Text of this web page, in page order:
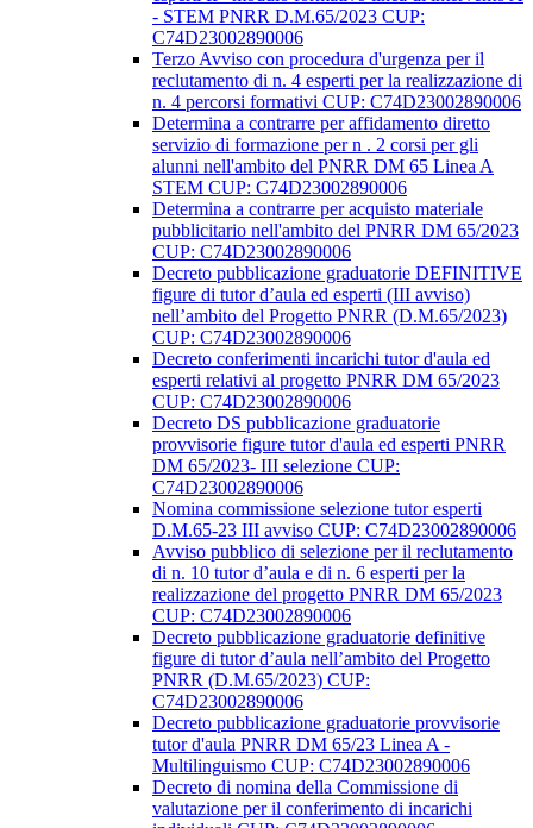
- STEM PNRR D.M.65/2023 CUP:
C74D23002890006
Terzo Avviso con procedura d'urgenza per il
reclutamento di n. 4 esperti per la realizzazione di
n. 4 percorsi formativi CUP: C74D23002890006
Determina a contrarre per affidamento diretto
servizio di formazione per n . 2 corsi per gli
alunni nell'ambito del PNRR DM 65 Linea A
STEM CUP: C74D23002890006
Determina a contrarre per acquisto materiale
pubblicitario nell'ambito del PNRR DM 65/2023
CUP: C74D23002890006
Decreto pubblicazione graduatorie DEFINITIVE
figure di tutor d’aula ed esperti (III avviso)
nell’ambito del Progetto PNRR (D.M.65/2023)
CUP: C74D23002890006
Decreto conferimenti incarichi tutor d'aula ed
esperti relativi al progetto PNRR DM 65/2023
CUP: C74D23002890006
Decreto DS pubblicazione graduatorie
provvisorie figure tutor d'aula ed esperti PNRR
DM 65/2023- III selezione CUP:
C74D23002890006
Nomina commissione selezione tutor esperti
D.M.65-23 III avviso CUP: C74D23002890006
Avviso pubblico di selezione per il reclutamento
di n. 10 tutor d’aula e di n. 6 esperti per la
realizzazione del progetto PNRR DM 65/2023
CUP: C74D23002890006
Decreto pubblicazione graduatorie definitive
figure di tutor d’aula nell’ambito del Progetto
PNRR (D.M.65/2023) CUP:
C74D23002890006
Decreto pubblicazione graduatorie provvisorie
tutor d'aula PNRR DM 65/23 Linea A -
Multilinguismo CUP: C74D23002890006
Decreto di nomina della Commissione di
valutazione per il conferimento di incarichi